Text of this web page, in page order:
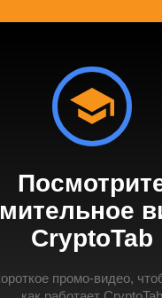
CryptoTab
промо-видео,